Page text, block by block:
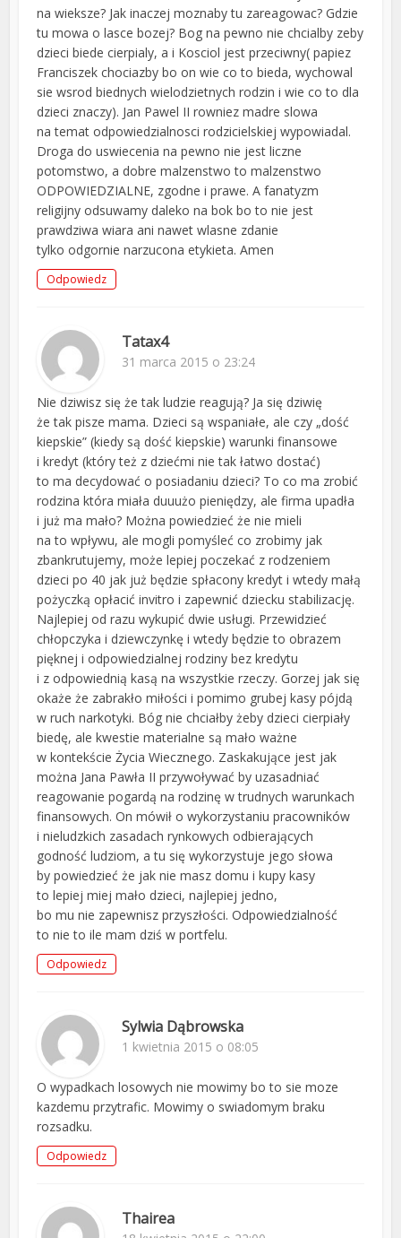
na wieksze? Jak inaczej moznaby tu zareagowac? Gdzie
tu mowa o lasce bozej? Bog na pewno nie chcialby zeby
dzieci biede cierpialy, a i Kosciol jest przeciwny( papiez
Franciszek chociazby bo on wie co to bieda, wychowal
sie wsrod biednych wielodzietnych rodzin i wie co to dla
dzieci znaczy). Jan Pawel II rowniez madre slowa
na temat odpowiedzialnosci rodzicielskiej wypowiadal.
Droga do uswiecenia na pewno nie jest liczne
potomstwo, a dobre malzenstwo to malzenstwo
ODPOWIEDZIALNE, zgodne i prawe. A fanatyzm
religijny odsuwamy daleko na bok bo to nie jest
prawdziwa wiara ani nawet wlasne zdanie
tylko odgornie narzucona etykieta. Amen
Odpowiedz
Tatax4
31 marca 2015 o 23:24
Nie dziwisz się że tak ludzie reagują? Ja się dziwię
że tak pisze mama. Dzieci są wspaniałe, ale czy „dość
kiepskie” (kiedy są dość kiepskie) warunki finansowe
i kredyt (który też z dziećmi nie tak łatwo dostać)
to ma decydować o posiadaniu dzieci? To co ma zrobić
rodzina która miała duuużo pieniędzy, ale firma upadła
i już ma mało? Można powiedzieć że nie mieli
na to wpływu, ale mogli pomyśleć co zrobimy jak
zbankrutujemy, może lepiej poczekać z rodzeniem
dzieci po 40 jak już będzie spłacony kredyt i wtedy małą
pożyczką opłacić invitro i zapewnić dziecku stabilizację.
Najlepiej od razu wykupić dwie usługi. Przewidzieć
chłopczyka i dziewczynkę i wtedy będzie to obrazem
pięknej i odpowiedzialnej rodziny bez kredytu
i z odpowiednią kasą na wszystkie rzeczy. Gorzej jak się
okaże że zabrakło miłości i pomimo grubej kasy pójdą
w ruch narkotyki. Bóg nie chciałby żeby dzieci cierpiały
biedę, ale kwestie materialne są mało ważne
w kontekście Życia Wiecznego. Zaskakujące jest jak
można Jana Pawła II przywoływać by uzasadniać
reagowanie pogardą na rodzinę w trudnych warunkach
finansowych. On mówił o wykorzystaniu pracowników
i nieludzkich zasadach rynkowych odbierających
godność ludziom, a tu się wykorzystuje jego słowa
by powiedzieć że jak nie masz domu i kupy kasy
to lepiej miej mało dzieci, najlepiej jedno,
bo mu nie zapewnisz przyszłości. Odpowiedzialność
to nie to ile mam dziś w portfelu.
Odpowiedz
Sylwia Dąbrowska
1 kwietnia 2015 o 08:05
O wypadkach losowych nie mowimy bo to sie moze
kazdemu przytrafic. Mowimy o swiadomym braku
rozsadku.
Odpowiedz
Thairea